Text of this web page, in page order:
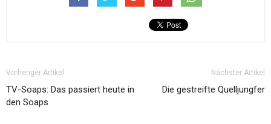
Vorheriger Artikel
TV-Soaps: Das passiert heute in
den Soaps
Nächster Artikel
Die gestreifte Quelljungfer